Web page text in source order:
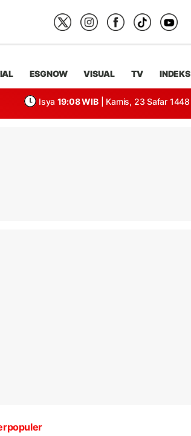
ESGNOW VISUAL TV INDEKS
Isya 19:08 WIB | Kamis, 23 Safar 1448